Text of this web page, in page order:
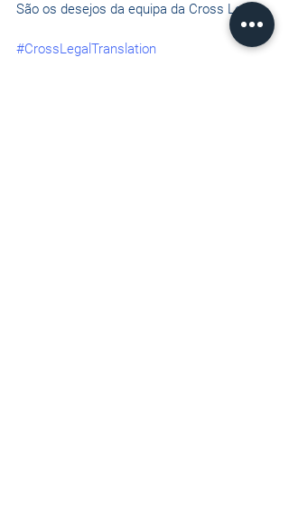
São os desejos da equipa da Cross Legal
#CrossLegalTranslation